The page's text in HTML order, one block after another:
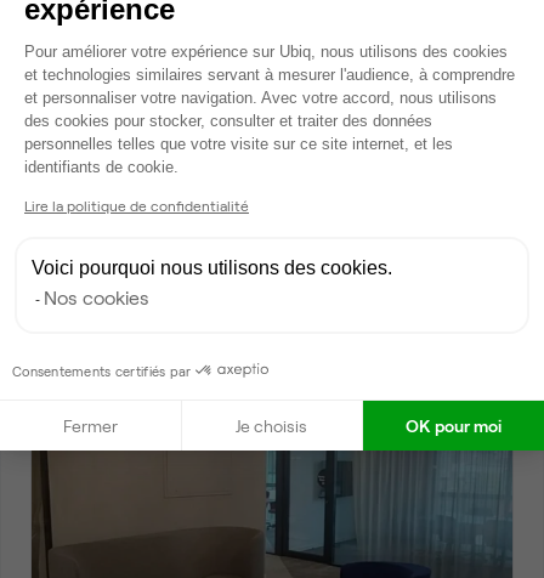
Rue Philidor, Paris 20
8 postes • 32 m2
expérience
Plateforme de Gestion du
Pour améliorer votre expérience sur Ubiq, nous utilisons des cookies
et technologies similaires servant à mesurer l'audience, à comprendre
et personnaliser votre navigation. Avec votre accord, nous utilisons
des cookies pour stocker, consulter et traiter des données
personnelles telles que votre visite sur ce site internet, et les
identifiants de cookie.
Lire la politique de confidentialité
Voici pourquoi nous utilisons des cookies.
Nos cookies
Consentements certifiés par
Fermer Je choisis OK pour moi